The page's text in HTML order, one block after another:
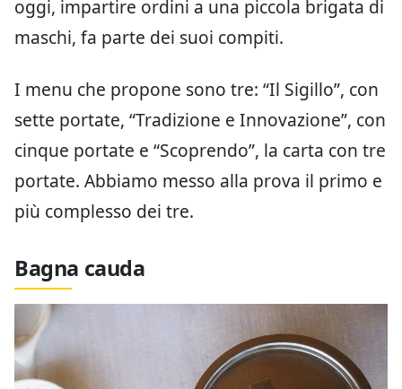
oggi, impartire ordini a una piccola brigata di
maschi, fa parte dei suoi compiti.
I menu che propone sono tre: “Il Sigillo”, con
sette portate, “Tradizione e Innovazione”, con
cinque portate e “Scoprendo”, la carta con tre
portate. Abbiamo messo alla prova il primo e
più complesso dei tre.
Bagna cauda